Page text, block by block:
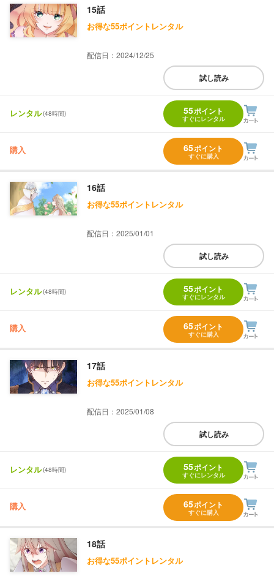
15話
お得な55ポイントレンタル
配信日：2024/12/25
試し読み
レンタル(48時間) 55ポイント
すぐにレンタル
購入 65ポイント
すぐに購入
16話
お得な55ポイントレンタル
配信日：2025/01/01
試し読み
レンタル(48時間) 55ポイント
すぐにレンタル
購入 65ポイント
すぐに購入
17話
お得な55ポイントレンタル
配信日：2025/01/08
試し読み
レンタル(48時間) 55ポイント
すぐにレンタル
購入 65ポイント
すぐに購入
18話
お得な55ポイントレンタル